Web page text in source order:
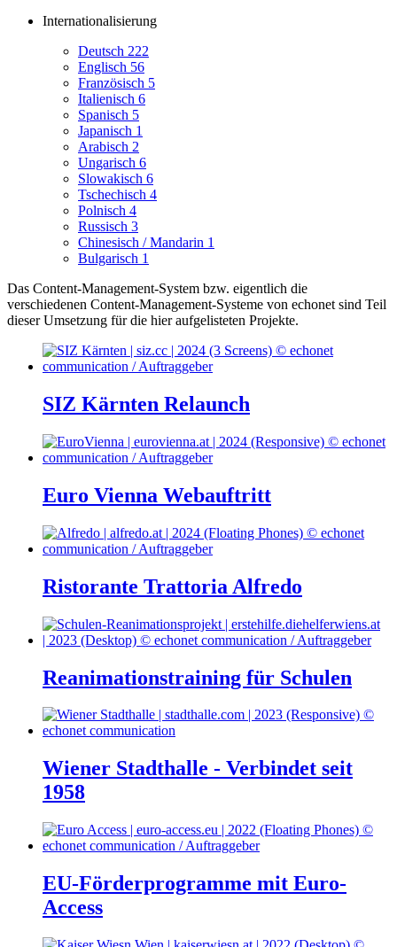
Internationalisierung
Deutsch 222
Englisch 56
Französisch 5
Italienisch 6
Spanisch 5
Japanisch 1
Arabisch 2
Ungarisch 6
Slowakisch 6
Tschechisch 4
Polnisch 4
Russisch 3
Chinesisch / Mandarin 1
Bulgarisch 1
Das Content-Management-System bzw. eigentlich die
verschiedenen Content-Management-Systeme von echonet sind Teil
dieser Umsetzung für die hier aufgelisteten Projekte.
SIZ Kärnten Relaunch
Euro Vienna Webauftritt
Ristorante Trattoria Alfredo
Reanimationstraining für Schulen
Wiener Stadthalle - Verbindet seit
1958
EU-Förderprogramme mit Euro-
Access